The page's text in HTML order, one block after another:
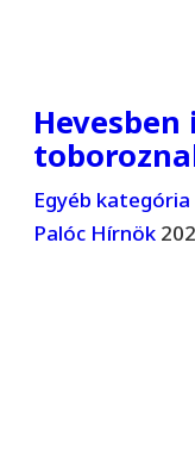
Egyéb kategória
Palóc Hírnök